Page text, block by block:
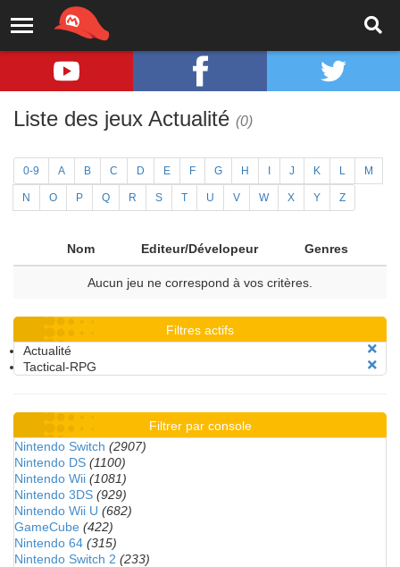
Liste des jeux Actualité (0)
0-9 A B C D E F G H J K L M
N O P Q R S T U V W X Y Z
Nom Editeur/Dévelopeur Genres
Aucun jeu ne correspond à vos critères.
Filtres actifs
Actualité
Tactical-RPG
Filtrer par console
Nintendo Switch (2907)
Nintendo DS (1100)
Nintendo Wii (1081)
Nintendo 3DS (929)
Nintendo Wii U (682)
GameCube (422)
Nintendo 64 (315)
Nintendo Switch 2 (233)